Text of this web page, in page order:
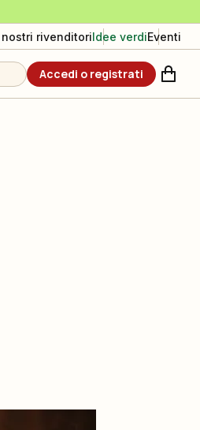
nostri rivenditoriIdee verdiEventi
Accedi o registrati